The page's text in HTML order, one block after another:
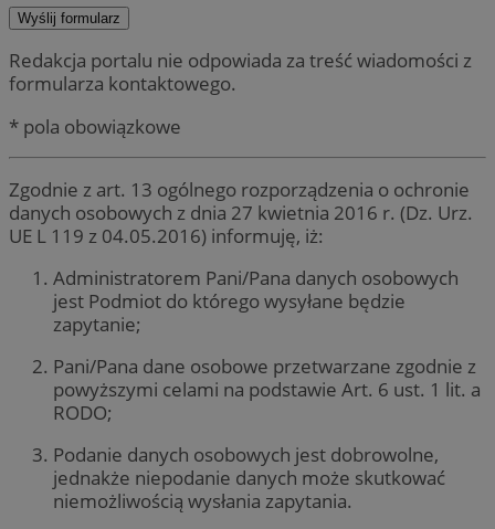
Redakcja portalu nie odpowiada za treść wiadomości z
formularza kontaktowego.
* pola obowiązkowe
Zgodnie z art. 13 ogólnego rozporządzenia o ochronie
danych osobowych z dnia 27 kwietnia 2016 r. (Dz. Urz.
UE L 119 z 04.05.2016) informuję, iż:
Administratorem Pani/Pana danych osobowych
jest Podmiot do którego wysyłane będzie
zapytanie;
Pani/Pana dane osobowe przetwarzane zgodnie z
powyższymi celami na podstawie Art. 6 ust. 1 lit. a
RODO;
Podanie danych osobowych jest dobrowolne,
jednakże niepodanie danych może skutkować
niemożliwością wysłania zapytania.